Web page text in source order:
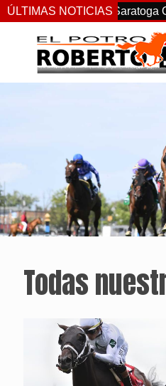
ÚLTIMAS NOTICIAS
en las Saratoga Oaks G2
Todas